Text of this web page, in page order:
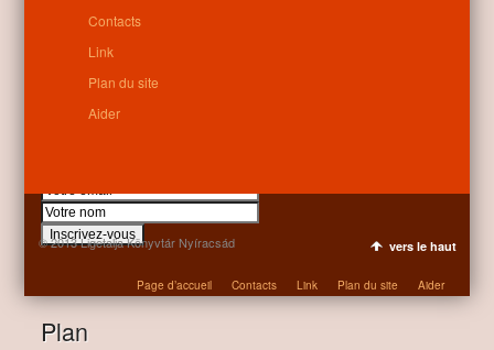
Samedi: 9:00-12:00
Dimanche: fermé
Plan
Contacts
Link
Plan du site
Aider
© 2013 Ligetalja Könyvtár Nyíracsád vers le haut
Page d’accueil Contacts Link Plan du site Aider